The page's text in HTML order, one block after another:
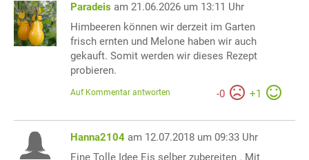
Paradeis am 21.06.2026 um 13:11 Uhr
Himbeeren können wir derzeit im Garten
frisch ernten und Melone haben wir auch
gekauft. Somit werden wir dieses Rezept
probieren.
-0 +1
Auf Kommentar antworten
Hanna2104 am 12.07.2018 um 09:33 Uhr
Eine Tolle Idee Eis selber zubereiten . Mit